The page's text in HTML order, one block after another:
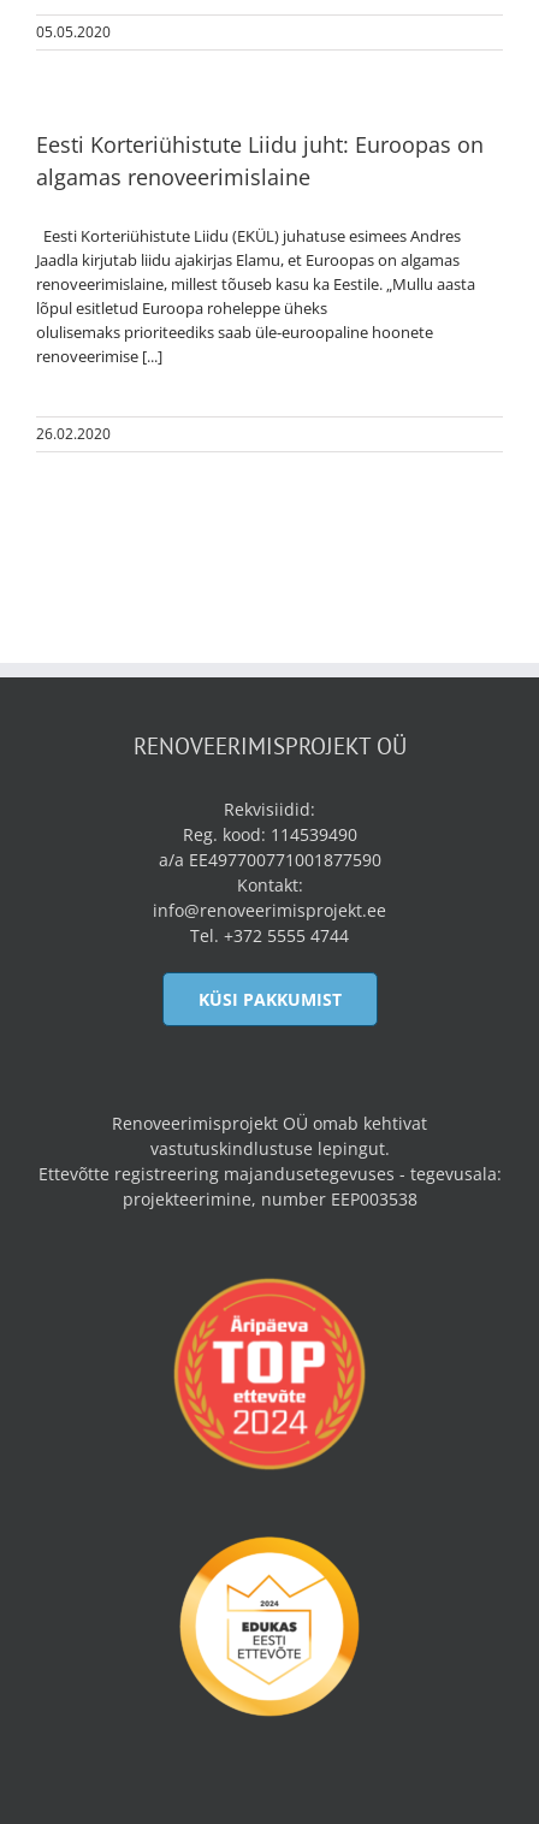
05.05.2020
Eesti Korteriühistute Liidu juht: Euroopas on
algamas renoveerimislaine
Eesti Korteriühistute Liidu (EKÜL) juhatuse esimees Andres
Jaadla kirjutab liidu ajakirjas Elamu, et Euroopas on algamas
renoveerimislaine, millest tõuseb kasu ka Eestile. „Mullu aasta
lõpul esitletud Euroopa roheleppe üheks
olulisemaks prioriteediks saab üle-euroopaline hoonete
renoveerimise [...]
26.02.2020
RENOVEERIMISPROJEKT OÜ
Rekvisiidid:
Reg. kood: 114539490
a/a EE497700771001877590
Kontakt:
info@renoveerimisprojekt.ee
Tel. +372 5555 4744
KÜSI PAKKUMIST
Renoveerimisprojekt OÜ omab kehtivat
vastutuskindlustuse lepingut.
Ettevõtte registreering majandusetegevuses - tegevusala:
projekteerimine, number EEP003538